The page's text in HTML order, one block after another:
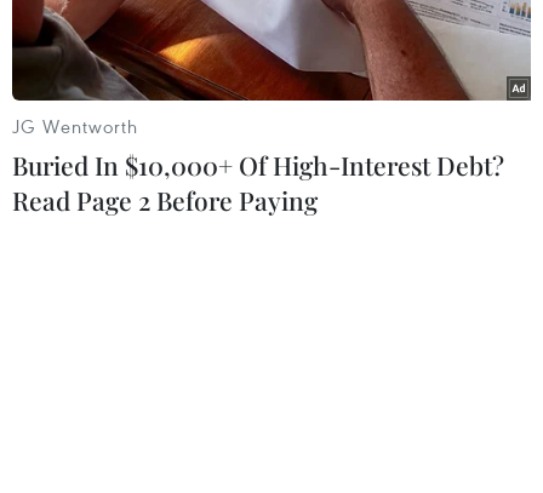
cao tại trạm Phú Antrong các ngày tới.
Vào ngày 11/10 triều cường đạt mức 1,40m và
ngày 12/10 đạt mức 1,44m, vượtmức báo động
Trước tình hình trên, nhằm chủ động ứng phó
JG Wentworth
Buried In $10,000+ Of High-Interest Debt?
Read Page 2 Before Paying